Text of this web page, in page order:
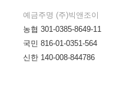
예금주명 (주)빅앤조이
농협 301-0385-8649-11
국민 816-01-0351-564
신한 140-008-844786